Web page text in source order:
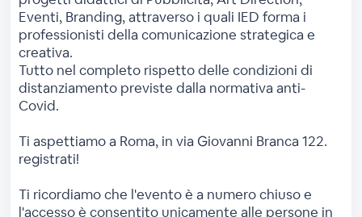
Eventi, Branding, attraverso i quali IED forma i
professionisti della comunicazione strategica e
creativa.
Tutto nel completo rispetto delle condizioni di
distanziamento previste dalla normativa anti-
Covid.
Ti aspettiamo a Roma, in via Giovanni Branca 122.
registrati!
Ti ricordiamo che l'evento è a numero chiuso e
l'accesso è consentito unicamente alle persone in